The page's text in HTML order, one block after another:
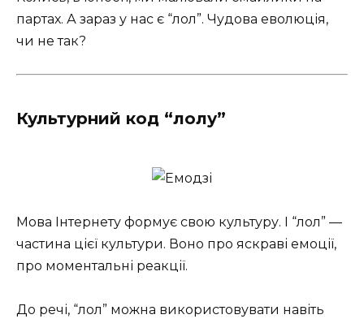
партах. А зараз у нас є “лол”. Чудова еволюція,
чи не так?
Культурний код “лолу”
Мова Інтернету формує свою культуру. І “лол” —
частина цієї культури. Воно про яскраві емоції,
про моментальні реакції.
До речі, “лол” можна використовувати навіть